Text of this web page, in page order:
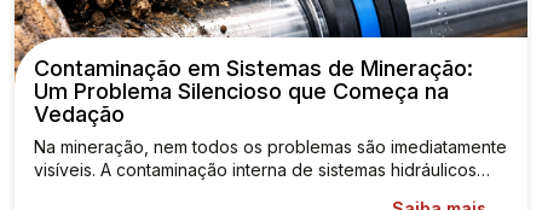
Contaminação em Sistemas de Mineração:
Um Problema Silencioso que Começa na
Vedação
Na mineração, nem todos os problemas são imediatamente
visíveis. A contaminação interna de sistemas hidráulicos…